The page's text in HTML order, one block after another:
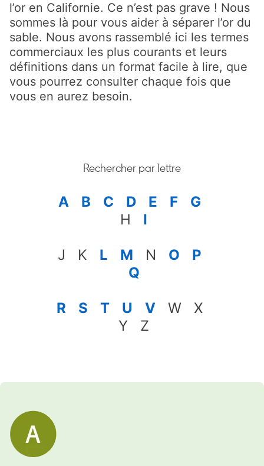
l’or en Californie. Ce n’est pas grave ! Nous
sommes là pour vous aider à séparer l’or du
sable. Nous avons rassemblé ici les termes
commerciaux les plus courants et leurs
définitions dans un format facile à lire, que
vous pourrez consulter chaque fois que
vous en aurez besoin.
Rechercher par lettre
A B C D E F
G
H I
J K L M N O
P
Q
R S T U V W X
Y Z